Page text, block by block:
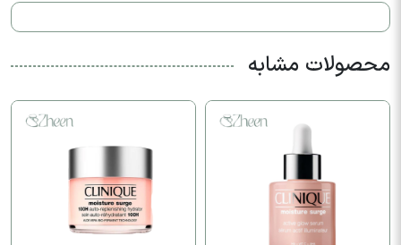
محصولات مشابه